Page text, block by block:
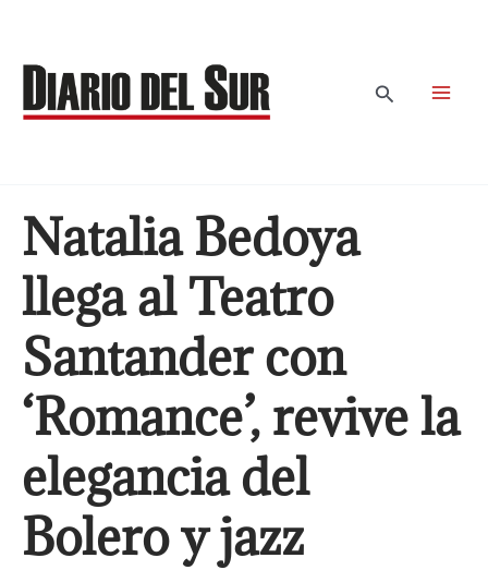
contenido
Buscar
Natalia Bedoya
llega al Teatro
Santander con
‘Romance’, revive la
elegancia del
Bolero y jazz